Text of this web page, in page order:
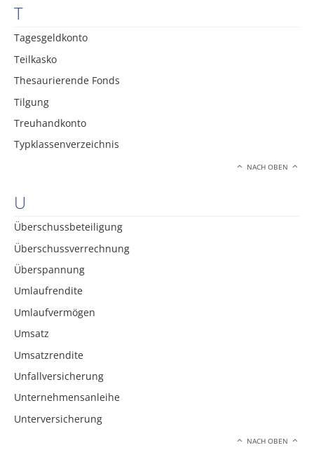
T
Tagesgeldkonto
Teilkasko
Thesaurierende Fonds
Tilgung
Treuhandkonto
Typklassenverzeichnis
NACH OBEN
U
Überschussbeteiligung
Überschussverrechnung
Überspannung
Umlaufrendite
Umlaufvermögen
Umsatz
Umsatzrendite
Unfallversicherung
Unternehmensanleihe
Unterversicherung
NACH OBEN